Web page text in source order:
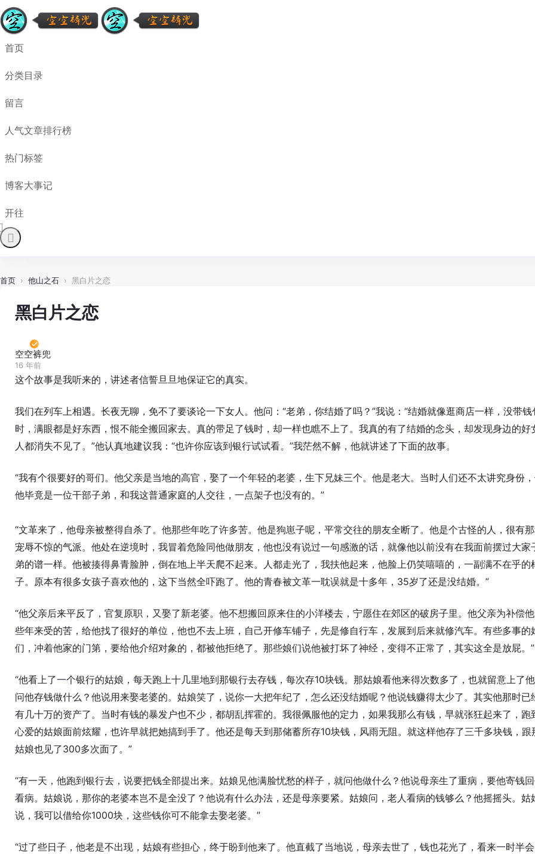
首页
分类目录
留言
人气文章排行榜
热门标签
博客大事记
开往
首页 › 他山之石 › 黑白片之恋
黑白片之恋
空空裤兜
16 年前
这个故事是我听来的，讲述者信誓旦旦地保证它的真实。
我们在列车上相遇。长夜无聊，免不了要谈论一下女人。他问：“老弟，你结婚了吗？”我说：“结婚就像逛商店一样，没带钱
时，满眼都是好东西，恨不能全搬回家去。真的带足了钱时，却一样也瞧不上了。我真的有了结婚的念头，却发现身边的好
人都消失不见了。”他认真地建议我：“也许你应该到银行试试看。”我茫然不解，他就讲述了下面的故事。
“我有个很要好的哥们。他父亲是当地的高官，娶了一个年轻的老婆，生下兄妹三个。他是老大。当时人们还不太讲究身份
他毕竟是一位干部子弟，和我这普通家庭的人交往，一点架子也没有的。”
“文革来了，他母亲被整得自杀了。他那些年吃了许多苦。他是狗崽子呢，平常交往的朋友全断了。他是个古怪的人，很有
宠辱不惊的气派。他处在逆境时，我冒着危险同他做朋友，他也没有说过一句感激的话，就像他以前没有在我面前摆过大家
弟的谱一样。他被揍得鼻青脸肿，倒在地上半天爬不起来。人都走光了，我扶他起来，他脸上仍笑嘻嘻的，一副满不在乎的
子。原本有很多女孩子喜欢他的，这下当然全吓跑了。他的青春被文革一耽误就是十多年，35岁了还是没结婚。”
“他父亲后来平反了，官复原职，又娶了新老婆。他不想搬回原来住的小洋楼去，宁愿住在郊区的破房子里。他父亲为补偿
些年来受的苦，给他找了很好的单位，他也不去上班，自己开修车铺子，先是修自行车，发展到后来就修汽车。有些多事的
们，冲着他家的门第，要给他介绍对象的，都被他拒绝了。那些娘们说他被打坏了神经，变得不正常了，其实这全是放屁。”
“他看上了一个银行的姑娘，每天跑上十几里地到那银行去存钱，每次存10块钱。那姑娘看他来得次数多了，也就留意上了他
问他存钱做什么？他说用来娶老婆的。姑娘笑了，说你一大把年纪了，怎么还没结婚呢？他说钱赚得太少了。其实他那时已
有几十万的资产了。当时有钱的暴发户也不少，都胡乱挥霍的。我很佩服他的定力，如果我那么有钱，早就张狂起来了，跑
心爱的姑娘面前炫耀，也许早就把她搞到手了。他还是每天到那储蓄所存10块钱，风雨无阻。就这样他存了三千多块钱，跟
姑娘也见了300多次面了。”
“有一天，他跑到银行去，说要把钱全部提出来。姑娘见他满脸忧愁的样子，就问他做什么？他说母亲生了重病，要他寄钱
看病。姑娘说，那你的老婆本岂不是全没了？他说有什么办法，还是母亲要紧。姑娘问，老人看病的钱够么？他摇摇头。姑
说，我可以借给你1000块，这些钱你可不能拿去娶老婆。”
“过了些日子，他老是不出现，姑娘有些担心，终于盼到他来了。他直截了当地说，母亲去世了，钱也花光了，看来一时半